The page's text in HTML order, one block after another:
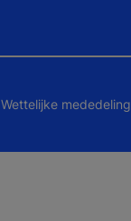
Wettelijke mededeling